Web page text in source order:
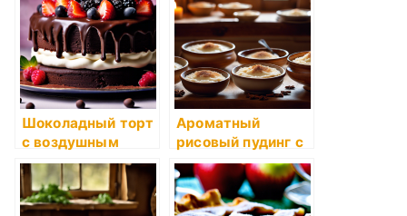
Шоколадный торт
с воздушным
кремом и ягодами
Ароматный
рисовый пудинг с
ванилью и
корицей